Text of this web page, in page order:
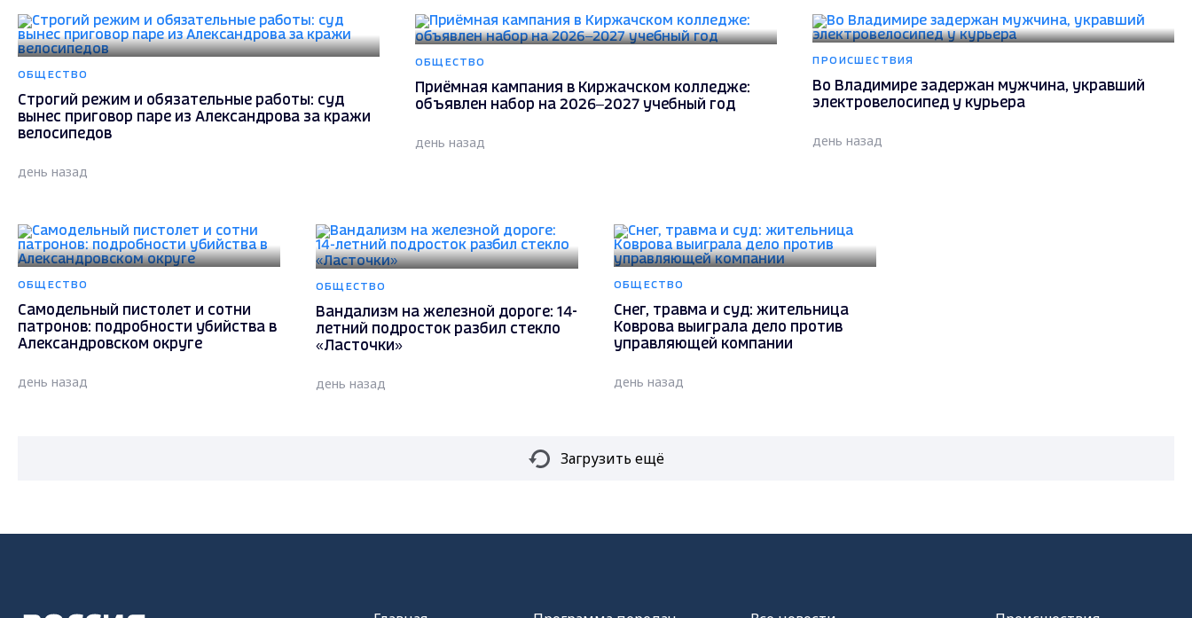
ОБЩЕСТВО
Строгий режим и обязательные работы: суд
вынес приговор паре из Александрова за кражи
велосипедов
день назад
ОБЩЕСТВО
Приёмная кампания в Киржачском колледже:
объявлен набор на 2026–2027 учебный год
день назад
ПРОИСШЕСТВИЯ
Во Владимире задержан мужчина, укравший
электровелосипед у курьера
день назад
ОБЩЕСТВО
Самодельный пистолет и сотни
патронов: подробности убийства в
Александровском округе
день назад
ОБЩЕСТВО
Вандализм на железной дороге: 14-
летний подросток разбил стекло
«Ласточки»
день назад
ОБЩЕСТВО
Снег, травма и суд: жительница
Коврова выиграла дело против
управляющей компании
день назад
Загрузить ещё